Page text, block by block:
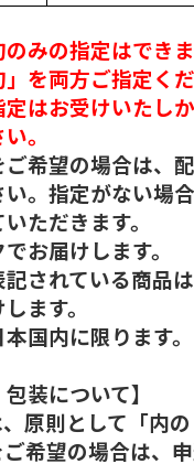
みの指定はでき
」を両方ご指定く
はお受けいたしか
。
希望の場合は、
。指定がない場
ただきます。
お届けします。
されている商品
ます。
国内に限ります。
装について】
原則として「内
希望の場合は、